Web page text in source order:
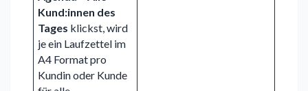
Kund:innen des
Tages klickst, wird
je ein Laufzettel im
A4 Format pro
Kundin oder Kunde